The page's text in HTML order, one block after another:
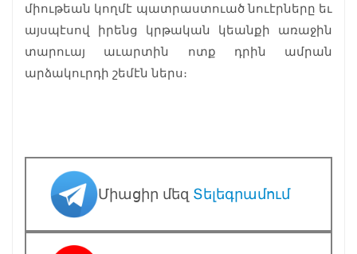
միութեան կողմէ պատրաստուած նուէրները եւ
այսպէսով իրենց կրթական կեանքի առաջին
տարուայ աւարտին ոտք դրին ամրան
արձակուրդի շեմէն ներս։
Միացիր մեզ Տելեգրամում